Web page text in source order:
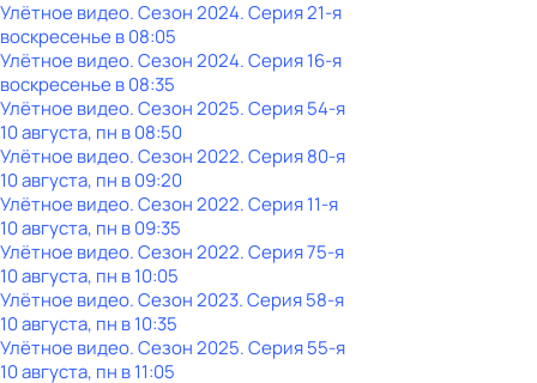
Улётное видео. Сезон 2024. Серия 21-я
воскресенье в08:05
Улётное видео. Сезон 2024. Серия 16-я
воскресенье в08:35
Улётное видео. Сезон 2025. Серия 54-я
10 августа, пн в 08:50
Улётное видео. Сезон 2022. Серия 80-я
10 августа, пн в 09:20
Улётное видео. Сезон 2022. Серия 11-я
10 августа, пн в 09:35
Улётное видео. Сезон 2022. Серия 75-я
10 августа, пн в 10:05
Улётное видео. Сезон 2023. Серия 58-я
10 августа, пн в 10:35
Улётное видео. Сезон 2025. Серия 55-я
10 августа, пн в 11:05